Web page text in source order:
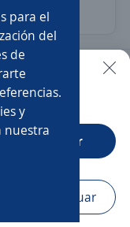
para el
del
de
y
nuestra
Favoritos
Avísame
la app
Abrir
Continuar